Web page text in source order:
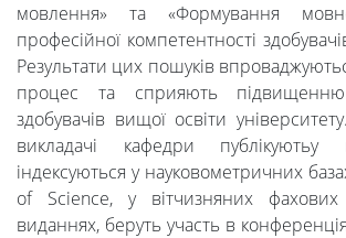
Університет
Вибори
ректора
мовлення» та «Формування
професійної компетентності
Результати цих пошуків
процес та сприяють
здобувачів вищої освіти
викладачі кафедри
індексуються у науковометричних
of Science, у вітчизняних фахових
виданнях, беруть участь в